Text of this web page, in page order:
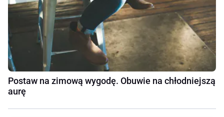
Postaw na zimową wygodę. Obuwie na chłodniejszą
aurę